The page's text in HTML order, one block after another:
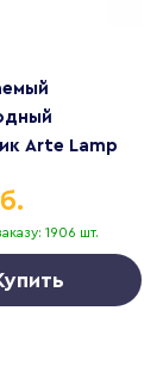
Arte Lamp
1906 шт.